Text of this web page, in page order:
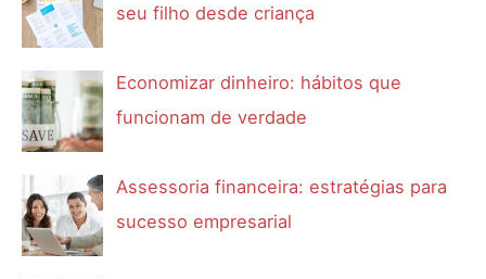
seu filho desde criança
Economizar dinheiro: hábitos que
funcionam de verdade
Assessoria financeira: estratégias para
sucesso empresarial